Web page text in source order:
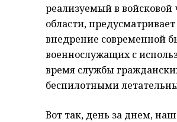
реализуемый в
области,
внедрение современной
военнослужащих с
время службы
беспилотными
Вот так, день за днем,